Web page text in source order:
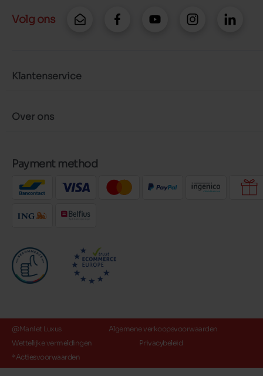
Volg ons
Klantenservice
Over ons
Payment method
@Maniet Luxus
Algemene verkoopsvoorwaarden
Wettelijke vermeldingen
Privacybeleid
*Actiesvoorwaarden